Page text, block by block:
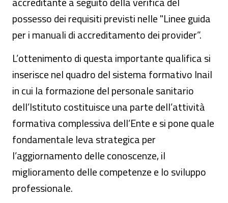
possesso dei requisiti previsti nelle "Linee guida
per i manuali di accreditamento dei provider”.
L’ottenimento di questa importante qualifica si
inserisce nel quadro del sistema formativo Inail
in cui la formazione del personale sanitario
dell’Istituto costituisce una parte dell’attività
formativa complessiva dell’Ente e si pone quale
fondamentale leva strategica per
l’aggiornamento delle conoscenze, il
miglioramento delle competenze e lo sviluppo
professionale.